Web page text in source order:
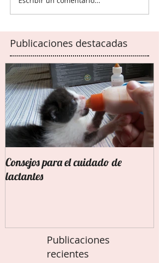
Publicaciones destacadas
Consejos para el cuidado de
lactantes
Publicaciones
recientes